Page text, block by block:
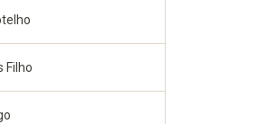
Filho